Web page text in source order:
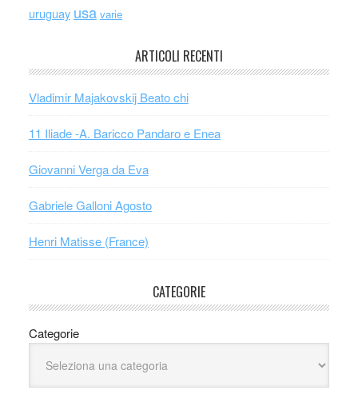
uruguay usa varie
ARTICOLI RECENTI
Vladimir Majakovskij Beato chi
11 Iliade -A. Baricco Pandaro e Enea
Giovanni Verga da Eva
Gabriele Galloni Agosto
Henri Matisse (France)
CATEGORIE
Categorie